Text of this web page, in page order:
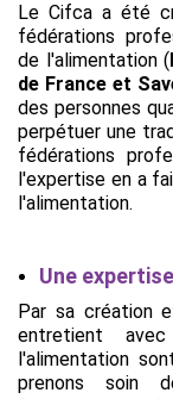
Le Cifca a été
fédérations
de l'alimentation (
de France et
des personnes
perpétuer une
fédérations
l'expertise en a
l'alimentation.
Une
Par sa création
entretient
l'alimentation
prenons soin